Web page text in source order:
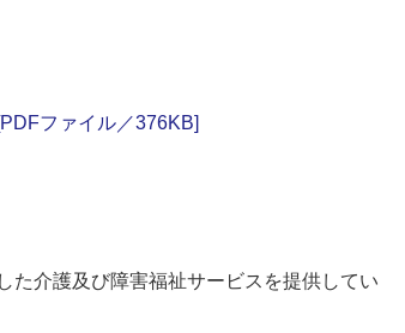
ファイル／376KB]
た介護及び障害福祉サービスを提供してい